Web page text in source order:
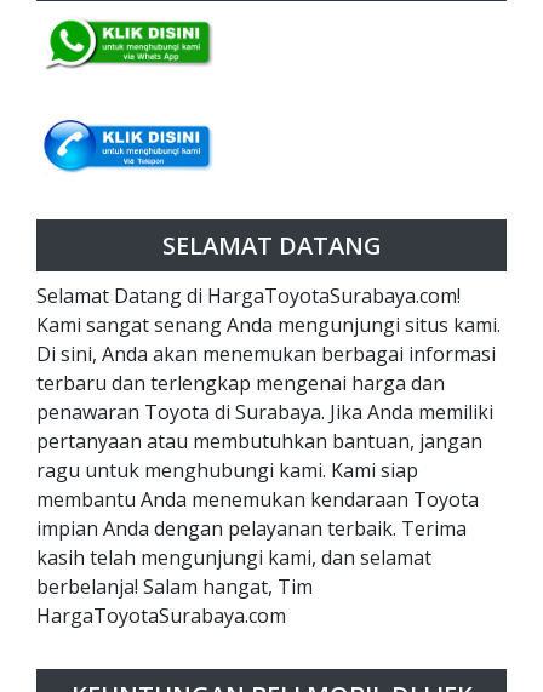
SELAMAT DATANG
Selamat Datang di HargaToyotaSurabaya.com!
Kami sangat senang Anda mengunjungi situs kami.
Di sini, Anda akan menemukan berbagai informasi
terbaru dan terlengkap mengenai harga dan
penawaran Toyota di Surabaya. Jika Anda memiliki
pertanyaan atau membutuhkan bantuan, jangan
ragu untuk menghubungi kami. Kami siap
membantu Anda menemukan kendaraan Toyota
impian Anda dengan pelayanan terbaik. Terima
kasih telah mengunjungi kami, dan selamat
berbelanja! Salam hangat, Tim
HargaToyotaSurabaya.com